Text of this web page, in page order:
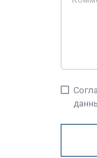
check_box_outline_blank